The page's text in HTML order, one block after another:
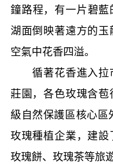
鐘路程，有一片碧
湖面倒映著遠方的玉
空氣中花香四溢。
循著花香進入拉
莊園，各色玫瑰含
級自然保護區核心區
玫瑰種植企業，建
玫瑰餅、玫瑰茶等旅